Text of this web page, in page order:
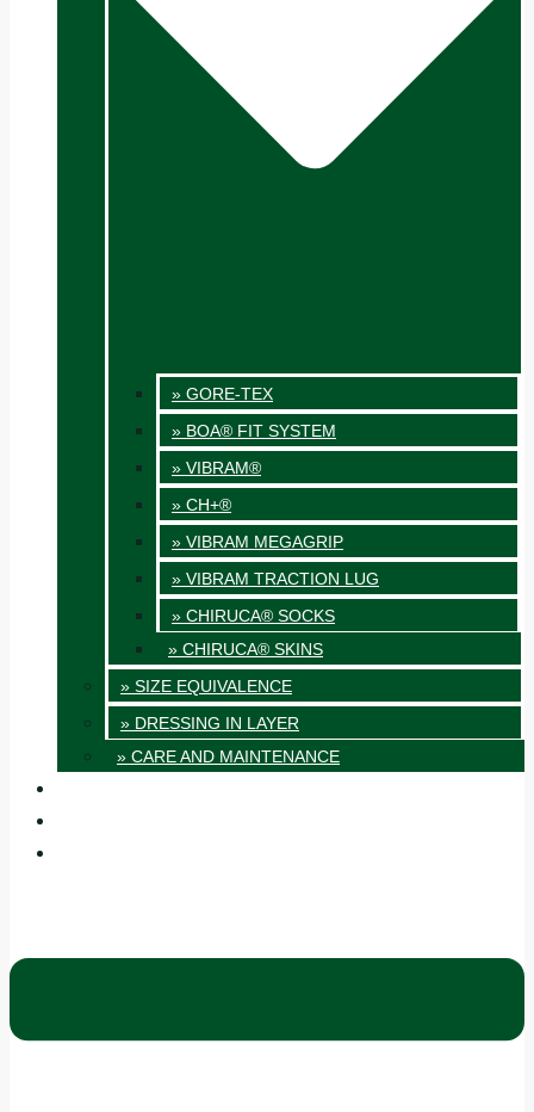
» GORE-TEX
» BOA® FIT SYSTEM
» VIBRAM®
» CH+®
» VIBRAM MEGAGRIP
» VIBRAM TRACTION LUG
» CHIRUCA® SOCKS
» CHIRUCA® SKINS
» SIZE EQUIVALENCE
» DRESSING IN LAYER
» CARE AND MAINTENANCE